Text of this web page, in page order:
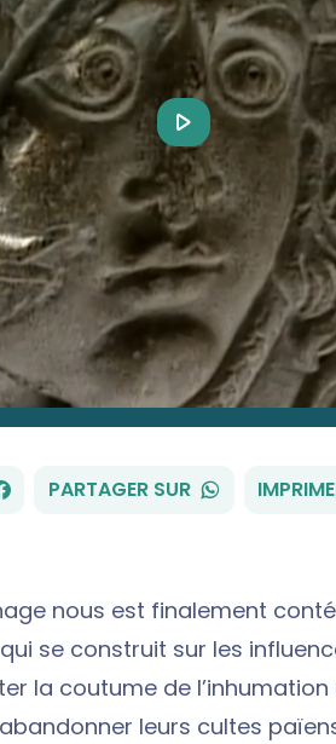
Play
Video
FACEBOOK
PARTAGER SUR WHATSAPP
nous est finalement
se construit sur les
la coutume de
leurs cultes